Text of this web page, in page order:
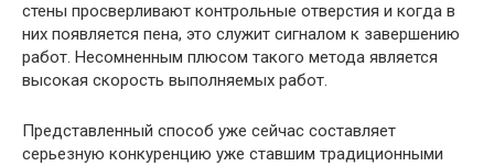
стены просверливают контрольные отверстия и когда в
них появляется пена, это служит сигналом к завершению
работ. Несомненным плюсом такого метода является
высокая скорость выполняемых работ.
Представленный способ уже сейчас составляет
серьезную конкуренцию уже ставшим традиционными